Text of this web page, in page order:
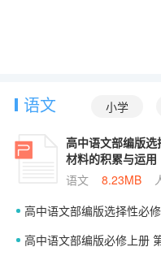
语文 小学
高中语文部编版
材料的积累与运用
语文
8.23MB
高中语文部编版选择性必修上册 第一
高中语文部编版必修上册 第一